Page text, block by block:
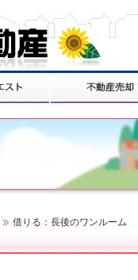
借りる：長後のワンルーム